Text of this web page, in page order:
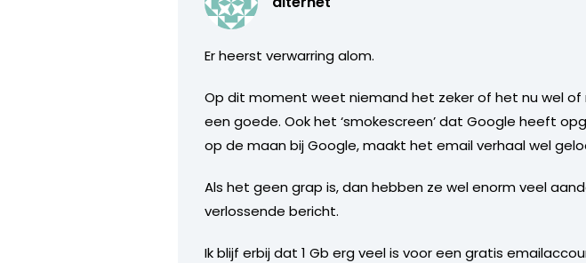
Er heerst verwarring alom.
Op dit moment weet niemand het zeker of het nu wel of
een goede. Ook het ‘smokescreen’ dat Google heeft
op de maan bij Google, maakt het email verhaal wel
Als het geen grap is, dan hebben ze wel enorm veel
verlossende bericht.
Ik blijf erbij dat 1 Gb erg veel is voor een gratis